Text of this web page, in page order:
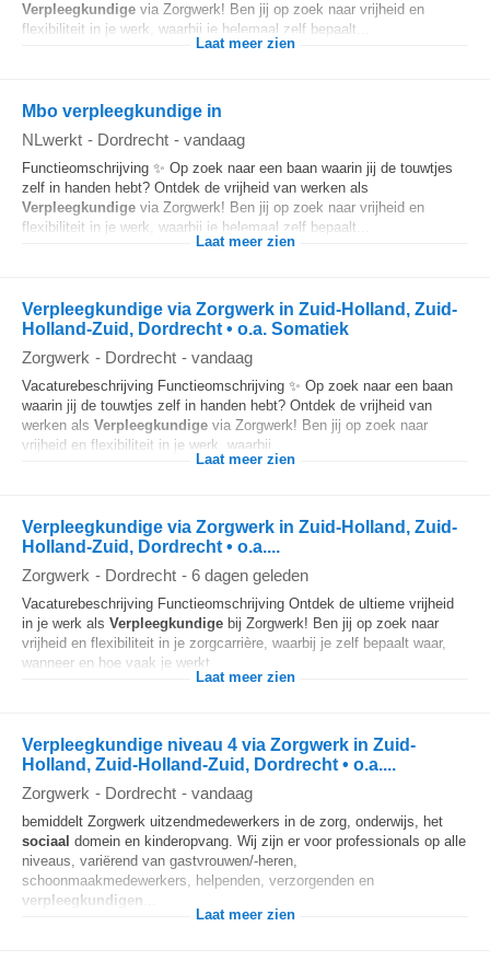
Verpleegkundige via Zorgwerk! Ben jij op zoek naar vrijheid en
flexibiliteit in je werk, waarbij je helemaal zelf bepaalt...
Laat meer zien
Mbo verpleegkundige in
NLwerkt - Dordrecht - vandaag
Functieomschrijving ✨ Op zoek naar een baan waarin jij de touwtjes
zelf in handen hebt? Ontdek de vrijheid van werken als
Verpleegkundige via Zorgwerk! Ben jij op zoek naar vrijheid en
flexibiliteit in je werk, waarbij je helemaal zelf bepaalt...
Laat meer zien
Verpleegkundige via Zorgwerk in Zuid-Holland, Zuid-
Holland-Zuid, Dordrecht • o.a. Somatiek
Zorgwerk - Dordrecht - vandaag
Vacaturebeschrijving Functieomschrijving ✨ Op zoek naar een baan
waarin jij de touwtjes zelf in handen hebt? Ontdek de vrijheid van
werken als Verpleegkundige via Zorgwerk! Ben jij op zoek naar
vrijheid en flexibiliteit in je werk, waarbij...
Laat meer zien
Verpleegkundige via Zorgwerk in Zuid-Holland, Zuid-
Holland-Zuid, Dordrecht • o.a....
Zorgwerk - Dordrecht - 6 dagen geleden
Vacaturebeschrijving Functieomschrijving Ontdek de ultieme vrijheid
in je werk als Verpleegkundige bij Zorgwerk! Ben jij op zoek naar
vrijheid en flexibiliteit in je zorgcarrière, waarbij je zelf bepaalt waar,
wanneer en hoe vaak je werkt...
Laat meer zien
Verpleegkundige niveau 4 via Zorgwerk in Zuid-
Holland, Zuid-Holland-Zuid, Dordrecht • o.a....
Zorgwerk - Dordrecht - vandaag
bemiddelt Zorgwerk uitzendmedewerkers in de zorg, onderwijs, het
sociaal domein en kinderopvang. Wij zijn er voor professionals op alle
niveaus, variërend van gastvrouwen/-heren,
schoonmaakmedewerkers, helpenden, verzorgenden en
verpleegkundigen
Laat meer zien